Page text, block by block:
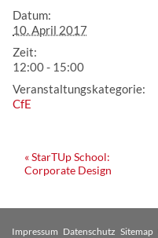
Datum:
10. April 2017
Zeit:
12:00 - 15:00
Veranstaltungskategorie:
CfE
Veranstaltung
Navigation
«StarTUp School:
Corporate Design
Impressum Datenschutz Sitemap